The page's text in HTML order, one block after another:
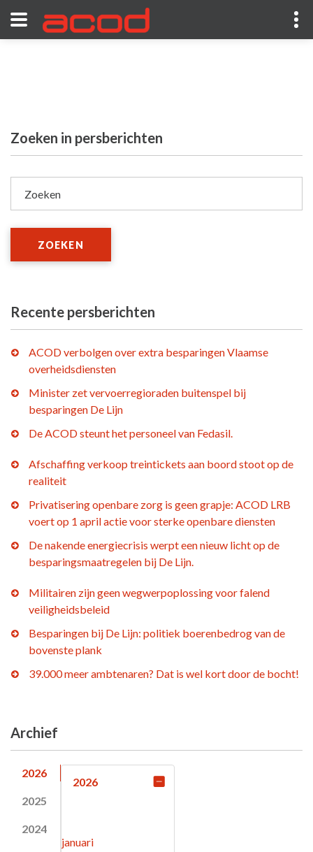
Zoeken in persberichten
Zoeken
ZOEKEN
Recente persberichten
ACOD verbolgen over extra besparingen Vlaamse
overheidsdiensten
Minister zet vervoerregioraden buitenspel bij
besparingen De Lijn
De ACOD steunt het personeel van Fedasil.
Afschaffing verkoop treintickets aan boord stoot op de
realiteit
Privatisering openbare zorg is geen grapje: ACOD LRB
voert op 1 april actie voor sterke openbare diensten
De nakende energiecrisis werpt een nieuw licht op de
besparingsmaatregelen bij De Lijn.
Militairen zijn geen wegwerpoplossing voor falend
veiligheidsbeleid
Besparingen bij De Lijn: politiek boerenbedrog van de
bovenste plank
39.000 meer ambtenaren? Dat is wel kort door de bocht!
Archief
2026
2025
2024
2026
januari